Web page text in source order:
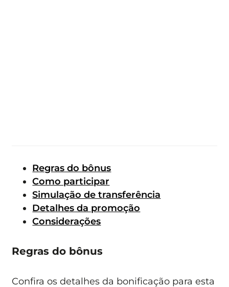
Regras do bônus
Como participar
Simulação de transferência
Detalhes da promoção
Considerações
Regras do bônus
Confira os detalhes da bonificação para esta